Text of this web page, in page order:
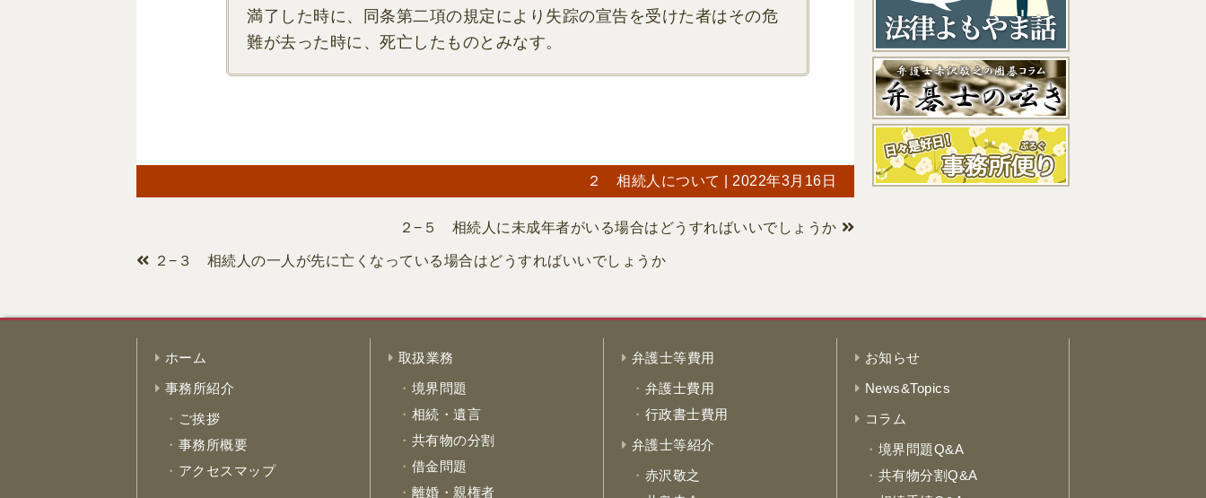
満了した時に、同条第二項の規定により失踪の宣告を受けた者はその危
難が去った時に、死亡したものとみなす。
２ 相続人について | 2022年3月16日
２−５ 相続人に未成年者がいる場合はどうすればいいでしょうか
２−３ 相続人の一人が先に亡くなっている場合はどうすればいいでしょうか
ホーム
事務所紹介
ご挨拶
事務所概要
アクセスマップ
取扱業務
境界問題
相続・遺言
共有物の分割
借金問題
離婚・親権者
弁護士等費用
弁護士費用
行政書士費用
弁護士等紹介
赤沢敬之
お知らせ
News&Topics
コラム
境界問題Q&A
共有物分割Q&A